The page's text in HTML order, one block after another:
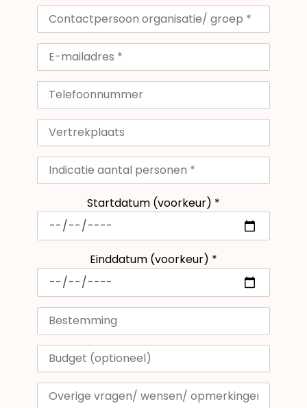
Startdatum (voorkeur) *
Einddatum (voorkeur) *